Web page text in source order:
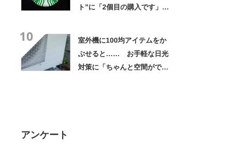
ト”に「2個目の購入です」
10
室外機に100均アイテムをか
ぶせると…… お手軽な日光
対策に「ちゃんと空間ができ
アンケート